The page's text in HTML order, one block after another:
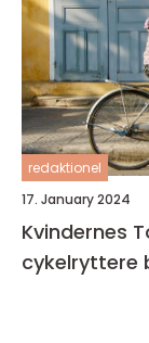
redaktionel
17. January 2024
Kvindernes
cykelryttere